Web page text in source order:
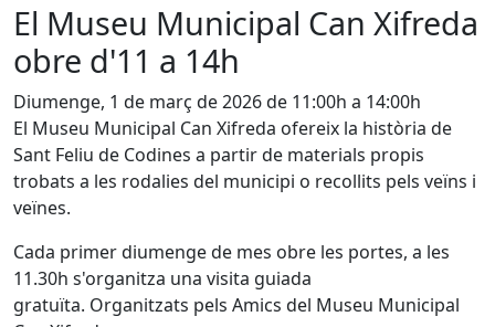
El Museu Municipal Can Xifreda
obre d'11 a 14h
Diumenge, 1 de març de 2026 de 11:00h a 14:00h
El Museu Municipal Can Xifreda ofereix la història de
Sant Feliu de Codines a partir de materials propis
trobats a les rodalies del municipi o recollits pels veïns i
veïnes.
Cada primer diumenge de mes obre les portes, a les
11.30h s'organitza una visita guiada
gratuïta. Organitzats pels Amics del Museu Municipal